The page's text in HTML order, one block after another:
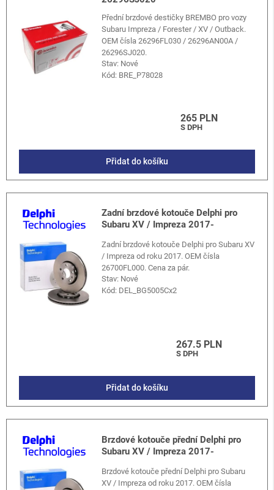
Přední brzdové destičky BREMBO pro vozy
Subaru Impreza / Forester / XV / Outback.
OEM čísla 26296FL030 / 26296AN00A /
26296SJ020.
Stav: Nové
Kód: BRE_P78028
265 PLN
S DPH
Přidat do košíku
Zadní brzdové kotouče Delphi pro
Subaru XV / Impreza 2017-
Zadní brzdové kotouče Delphi pro Subaru XV
/ Impreza od roku 2017. OEM čísla
26700FL000. Cena za pár.
Stav: Nové
Kód: DEL_BG5005Cx2
267.5 PLN
S DPH
Přidat do košíku
Brzdové kotouče přední Delphi pro
Subaru XV / Impreza 2017-
Brzdové kotouče přední Delphi pro Subaru
XV / Impreza od roku 2017. OEM čísla